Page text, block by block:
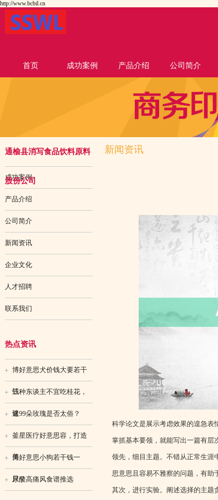
http://www.bcbil.cn
首页 成功案例 产品介绍 公司简介
通榆县消写食品饮料原料
股份公司
成功案例
产品介绍
公司简介
新闻资讯
企业文化
人才招聘
联系我们
热点资讯
博好意思犬价钱大要若干
钱
三种东谈主不宜吃桂花，
健
送99朵玫瑰是否太俗？
釜星医疗好意思容，打造
美
博好意思小狗若干钱一
只？
尿酸高痛风食谱推选
新闻资讯
科学论文是展示考虑效果的遑急表
掌抓基本要领，就能写出一篇有层
领先，细目主题。不错从正常生涯
思意思且容易不雅察的问题，有助
其次，进行实验。阐述选择的主题